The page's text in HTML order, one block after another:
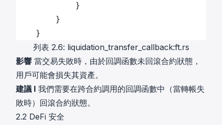
            }
        }
    }
列表 2.6: liquidation_transfer_callback:ft.rs
影響 當交易失敗時，由於回調函數未回滾合約狀態，
用戶可能會損失其資產。
建議 I 我們需要在跨合約調用的回調函數中（當轉帳失
敗時）回滾合約狀態。
2.2 DeFi 安全